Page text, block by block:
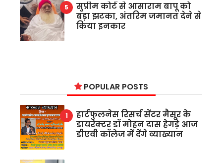
सुप्रीम कोर्ट से आसाराम बापू को
बड़ा झटका, अंतरिम जमानत देने से
किया इनकार
POPULAR POSTS
हार्टफुलनेस रिसर्च सेंटर मैसूर के
डायरेक्टर डॉ मोहन दास हेगड़े आज
डीएवी कॉलेज में देंगे व्याख्यान